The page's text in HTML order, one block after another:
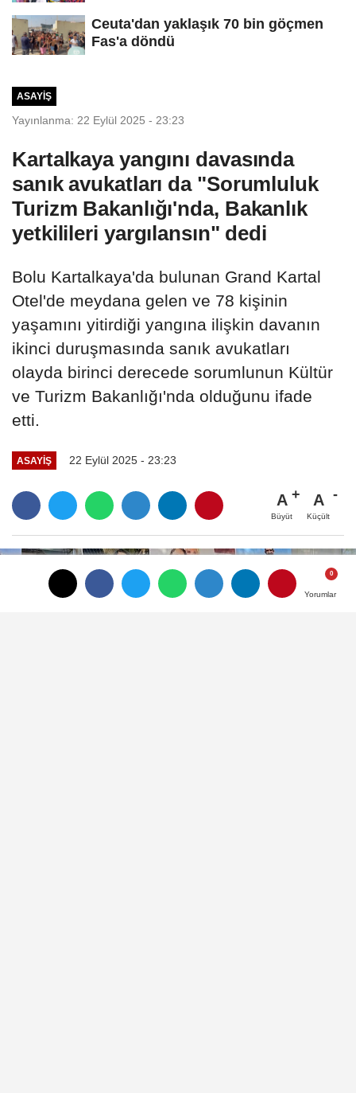
Yorumlar
Ceuta'dan yaklaşık 70 bin göçmen
Fas'a döndü
ASAYIŞ
Yayınlanma: 22 Eylül 2025 - 23:23
Kartalkaya yangını davasında
sanık avukatları da "Sorumluluk
Turizm Bakanlığı'nda, Bakanlık
yetkilileri yargılansın" dedi
Bolu Kartalkaya'da bulunan Grand Kartal
Otel'de meydana gelen ve 78 kişinin
yaşamını yitirdiği yangına ilişkin davanın
ikinci duruşmasında sanık avukatları
olayda birinci derecede sorumlunun Kültür
ve Turizm Bakanlığı'nda olduğunu ifade
etti.
ASAYIŞ 22 Eylül 2025 - 23:23
Yorumlar
A
Büyüt
A
Küçült